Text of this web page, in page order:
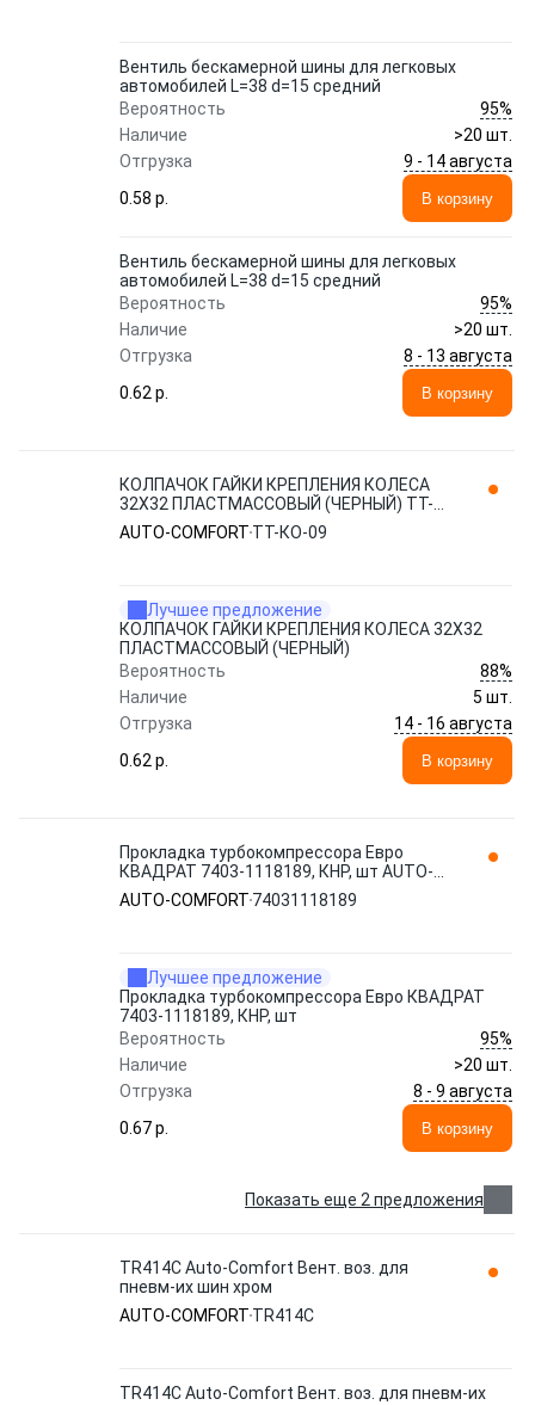
Вентиль бескамерной шины для легковых
автомобилей L=38 d=15 средний
Вероятность
95%
Наличие
>20 шт.
Отгрузка
9 - 14 августа
0.58 p.
В корзину
Вентиль бескамерной шины для легковых
автомобилей L=38 d=15 средний
Вероятность
95%
Наличие
>20 шт.
Отгрузка
8 - 13 августа
0.62 p.
В корзину
КОЛПАЧОК ГАЙКИ КРЕПЛЕНИЯ КОЛЕСА
32Х32 ПЛАСТМАССОВЫЙ (ЧЕРНЫЙ) ТТ-
КО-09 AUTO-COMFORT
AUTO-COMFORT ТТ-КО-09
Лучшее предложение
КОЛПАЧОК ГАЙКИ КРЕПЛЕНИЯ КОЛЕСА 32Х32
ПЛАСТМАССОВЫЙ (ЧЕРНЫЙ)
Вероятность
88%
Наличие
5 шт.
Отгрузка
14 - 16 августа
0.62 p.
В корзину
Прокладка турбокомпрессора Евро
КВАДРАТ 7403-1118189, КНР, шт AUTO-
COMFORT
AUTO-COMFORT 74031118189
Лучшее предложение
Прокладка турбокомпрессора Евро КВАДРАТ
7403-1118189, КНР, шт
Вероятность
95%
Наличие
>20 шт.
Отгрузка
8 - 9 августа
0.67 p.
В корзину
Показать еще 2 предложения
TR414C Auto-Comfort Вент. воз. для
пневм-их шин хром
AUTO-COMFORT TR414C
TR414C Auto-Comfort Вент. воз. для пневм-их